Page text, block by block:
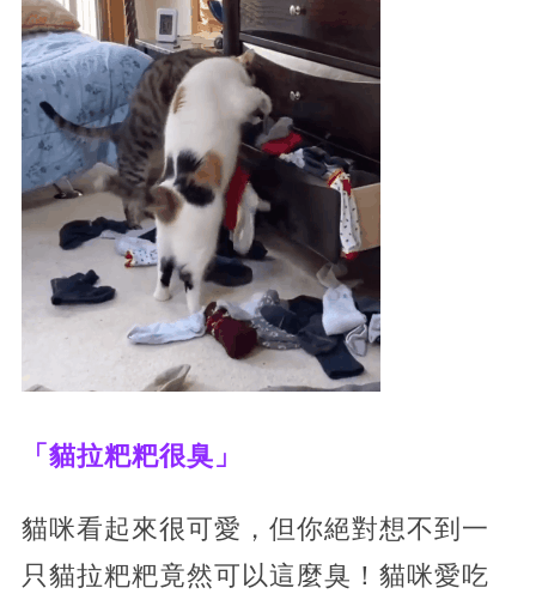
「貓拉粑粑很臭」
貓咪看起來很可愛，但你絕對想不到一
只貓拉粑粑竟然可以這麼臭！貓咪愛吃